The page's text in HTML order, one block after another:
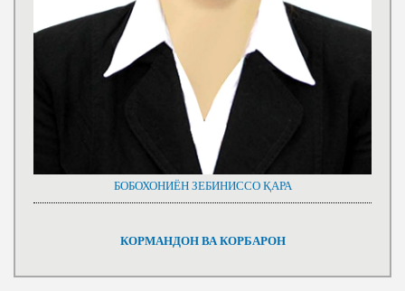
БОБОХОНИЁН ЗЕБИНИССО ҚАРА
КОРМАНДОН ВА КОРБАРОН